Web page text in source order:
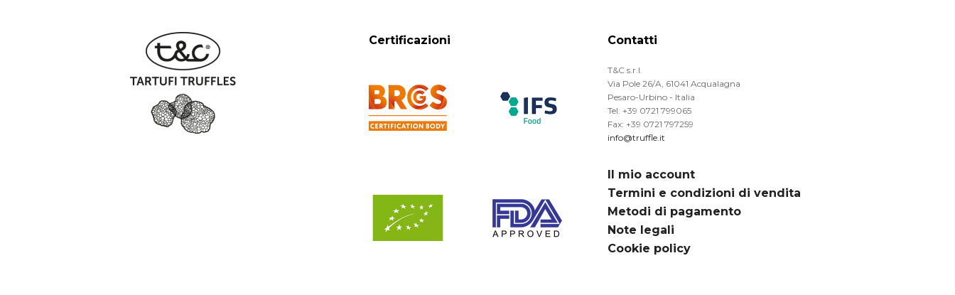
Certificazioni Contatti
T&C s.r.l.
Via Pole 26/A, 61041 Acqualagna
Pesaro-Urbino - Italia
Tel: +39 0721 799065
Fax: +39 0721 797259
info@truffle.it
Il mio account
Termini e condizioni di vendita
Metodi di pagamento
Note legali
Cookie policy